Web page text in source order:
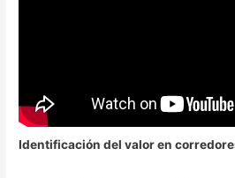
Identificación del valor en